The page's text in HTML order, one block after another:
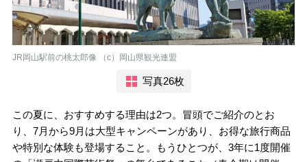
JR岡山駅前の桃太郎像 （c）岡山県観光連盟
写真26枚
この夏に、おすすめする理由は2つ。冒頭でご紹介のとお
り、7月から9月は大型キャンペーンがあり、お得な旅行商品
や特別な体験も登場すること。もうひとつが、3年に1度開催